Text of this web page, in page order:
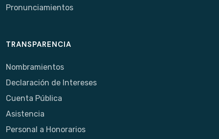
Pronunciamientos
TRANSPARENCIA
Nombramientos
Declaración de Intereses
Cuenta Pública
Asistencia
Personal a Honorarios